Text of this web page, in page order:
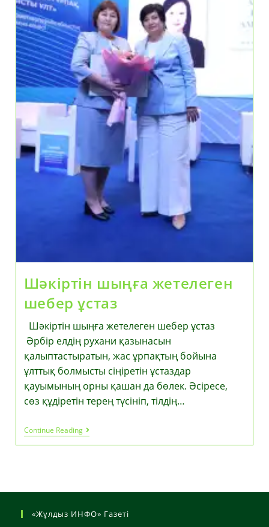
Шәкіртін шыңға жетелеген
шебер ұстаз
Шәкіртін шыңға жетелеген шебер ұстаз
Әрбір елдің рухани қазынасын
қалыптастыратын, жас ұрпақтың бойына
ұлттық болмысты сіңіретін ұстаздар
қауымының орны қашан да бөлек. Әсіресе,
сөз құдіретін терең түсініп, тілдің…
Continue ReadingШәкіртін
Шыңға
Жетелеген
«Жұлдыз ИНФО» Газеті